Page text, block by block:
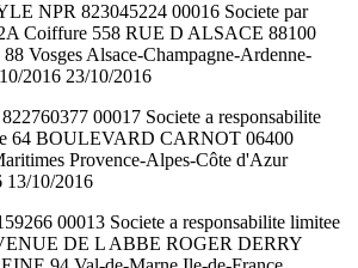
NPR 823045224 00016 Societe par
Coiffure 558 RUE D ALSACE 88100
Vosges Alsace-Champagne-Ardenne-
2016 23/10/2016
00017 Societe a responsabilite
64 BOULEVARD CARNOT 06400
Provence-Alpes-Côte d'Azur
10/2016
00013 Societe a responsabilite limitee
DE L ABBE ROGER DERRY